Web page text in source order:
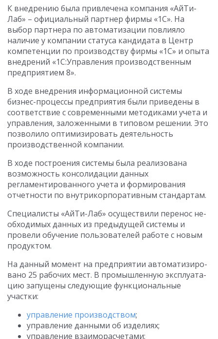
К внедрению была привлечена компания «АйТи-
Лаб» – официальный партнер фирмы «1С». На
выбор партнера по автоматизации повлияло
наличие у компании статуса кандидата в Центр
компетенции по производству фирмы «1С» и опыта
внедрений «1С:Управ­ле­ния про­из­вод­ст­вен­ным
пред­при­яти­ем 8».
В ходе внедрения информационной системы
бизнес-процессы предприятия были приведены в
соответствие с современными методиками учета и
управления, заложенными в типовом решении. Это
позволило оптимизировать деятельность
производственной компании.
В ходе построения системы была реализована
возможность консолидации данных
регламентированного учета и формирования
отчетности по внутрикорпоративным стандартам.
Спе­циа­ли­сты «Ай­Ти-Лаб» осу­ще­ст­ви­ли пе­ре­нос не­
об­хо­ди­мых дан­ных из пре­ды­ду­щей сис­те­мы и
провели обу­че­ние поль­зо­ва­те­лей ра­бо­те с но­вым
про­дук­том.
На данный мо­мент на предприятии ав­то­ма­ти­зи­ро­
ва­но 25 ра­бо­чих мест. В про­мыш­ленн­ую экс­плуа­та­
цию запущены следующие функциональные
участки:
управление производством;
управление данными об изделиях;
управление взаиморасчетами;